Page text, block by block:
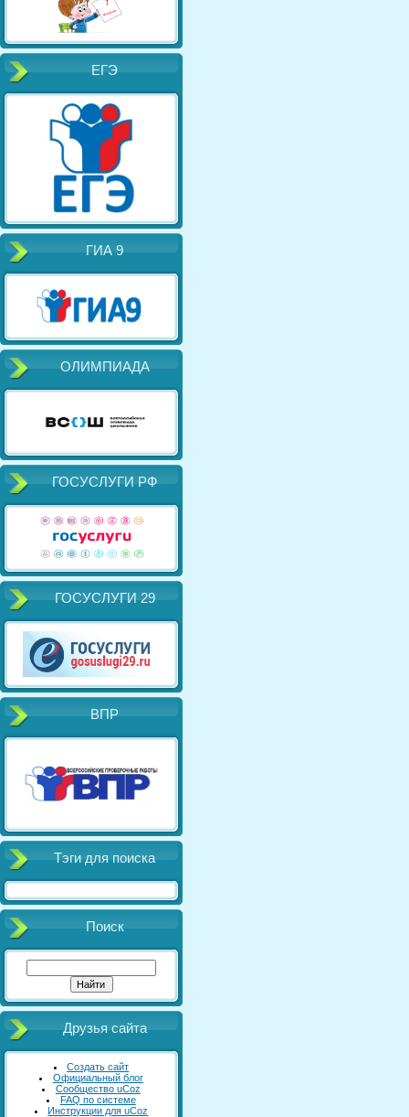
ЕГЭ
ГИА 9
ОЛИМПИАДА
ГОСУСЛУГИ РФ
ГОСУСЛУГИ 29
ВПР
Тэги для поиска
Поиск
Друзья сайта
Создать сайт
Официальный блог
Сообщество uCoz
FAQ по системе
Инструкции для uCoz